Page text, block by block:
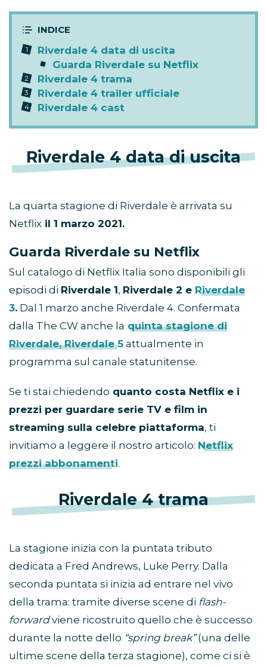
Riverdale 4 data di uscita
Guarda Riverdale su Netflix
Riverdale 4 trama
Riverdale 4 trailer ufficiale
Riverdale 4 cast
Riverdale 4 data di uscita
La quarta stagione di Riverdale è arrivata su
Netflix il 1 marzo 2021.
Guarda Riverdale su Netflix
Sul catalogo di Netflix Italia sono disponibili gli
episodi di Riverdale 1, Riverdale 2 e Riverdale
3. Dal 1 marzo anche Riverdale 4. Confermata
dalla The CW anche la quinta stagione di
Riverdale, Riverdale 5 attualmente in
programma sul canale statunitense.
Se ti stai chiedendo quanto costa Netflix e i
prezzi per guardare serie TV e film in
streaming sulla celebre piattaforma, ti
invitiamo a leggere il nostro articolo: Netflix
prezzi abbonamenti.
Riverdale 4 trama
La stagione inizia con la puntata tributo
dedicata a Fred Andrews, Luke Perry. Dalla
seconda puntata si inizia ad entrare nel vivo
della trama: tramite diverse scene di flash-
forwardviene ricostruito quello che è successo
durante la notte dello “spring break”(una delle
ultime scene della terza stagione), come ci si è